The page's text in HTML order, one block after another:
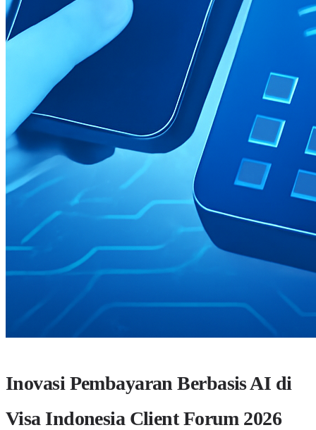
Inovasi Pembayaran Berbasis AI di
Visa Indonesia Client Forum 2026